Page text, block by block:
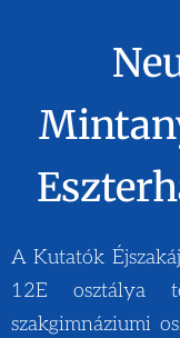
A Kutatók
12E osztálya
szakgimnáziumi